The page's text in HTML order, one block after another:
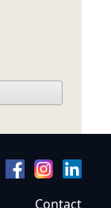
Contact